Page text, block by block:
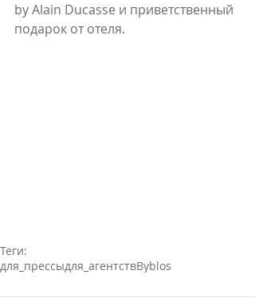
by Alain Ducasse и приветственный
подарок от отеля.
Теги:
для_прессыдля_агентствByblos